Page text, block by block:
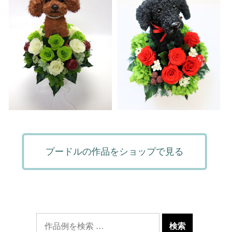
プードルの作品をショップで見る